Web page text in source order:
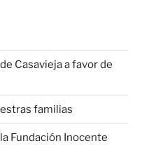
Casavieja a favor de
familias
Fundación Inocente